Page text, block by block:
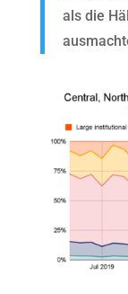
als die